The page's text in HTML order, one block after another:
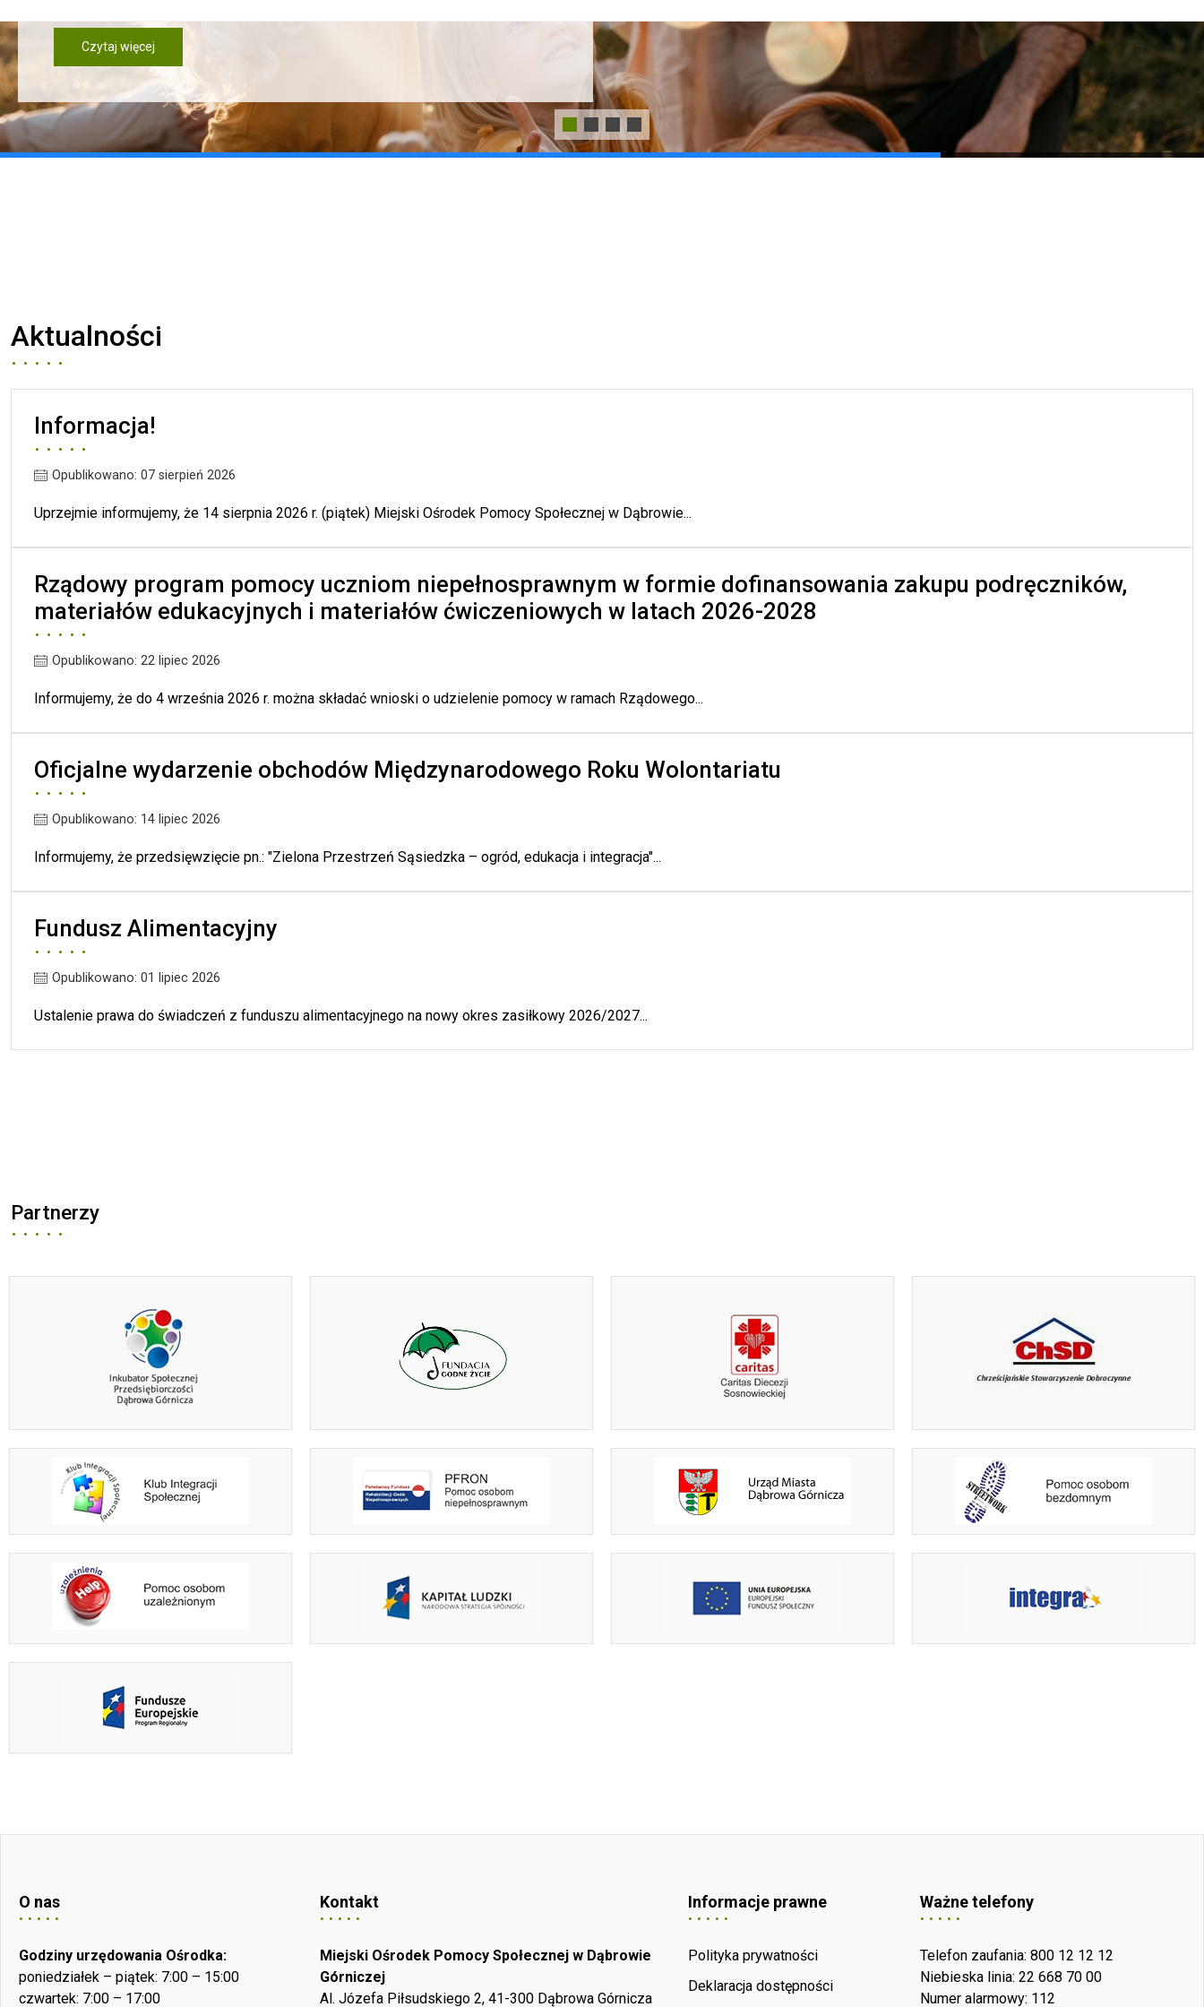
Czytaj więcej
Aktualności
Informacja!
Opublikowano: 07 sierpień 2026
Uprzejmie informujemy, że 14 sierpnia 2026 r. (piątek) Miejski Ośrodek Pomocy Społecznej w Dąbrowie...
Rządowy program pomocy uczniom niepełnosprawnym w formie dofinansowania zakupu podręczników,
materiałów edukacyjnych i materiałów ćwiczeniowych w latach 2026-2028
Opublikowano: 22 lipiec 2026
Informujemy, że do 4 września 2026 r. można składać wnioski o udzielenie pomocy w ramach Rządowego...
Oficjalne wydarzenie obchodów Międzynarodowego Roku Wolontariatu
Opublikowano: 14 lipiec 2026
Informujemy, że przedsięwzięcie pn.: "Zielona Przestrzeń Sąsiedzka – ogród, edukacja i integracja"...
Fundusz Alimentacyjny
Opublikowano: 01 lipiec 2026
Ustalenie prawa do świadczeń z funduszu alimentacyjnego na nowy okres zasiłkowy 2026/2027...
Partnerzy
O nas
Godziny urzędowania Ośrodka:
poniedziałek – piątek: 7:00 – 15:00
czwartek: 7:00 – 17:00
Kontakt
Miejski Ośrodek Pomocy Społecznej w Dąbrowie
Górniczej
Al. Józefa Piłsudskiego 2, 41-300 Dąbrowa Górnicza
Informacje prawne
Polityka prywatności
Deklaracja dostępności
Ważne telefony
Telefon zaufania: 800 12 12 12
Niebieska linia: 22 668 70 00
Numer alarmowy: 112